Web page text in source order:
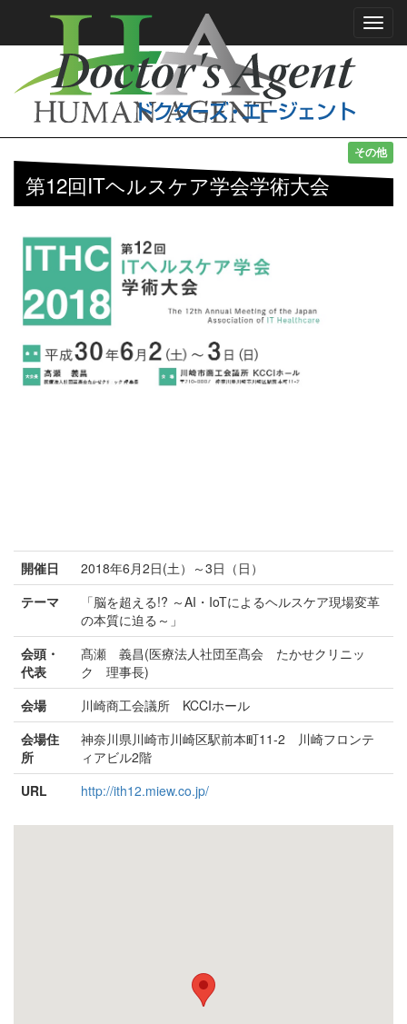
その他
第12回ITヘルスケア学会学術大会
開催日
2018年6月2日(土）～3日（日）
テーマ
「脳を超える!? ～AI・IoTによるヘルスケア現場変革
の本質に迫る～」
会頭・
代表
髙瀬 義昌(医療法人社団至髙会 たかせクリニッ
ク 理事長)
会場
川崎商工会議所 KCCIホール
会場住
所
神奈川県川崎市川崎区駅前本町11-2 川崎フロンテ
ィアビル2階
URL
http://ith12.miew.co.jp/